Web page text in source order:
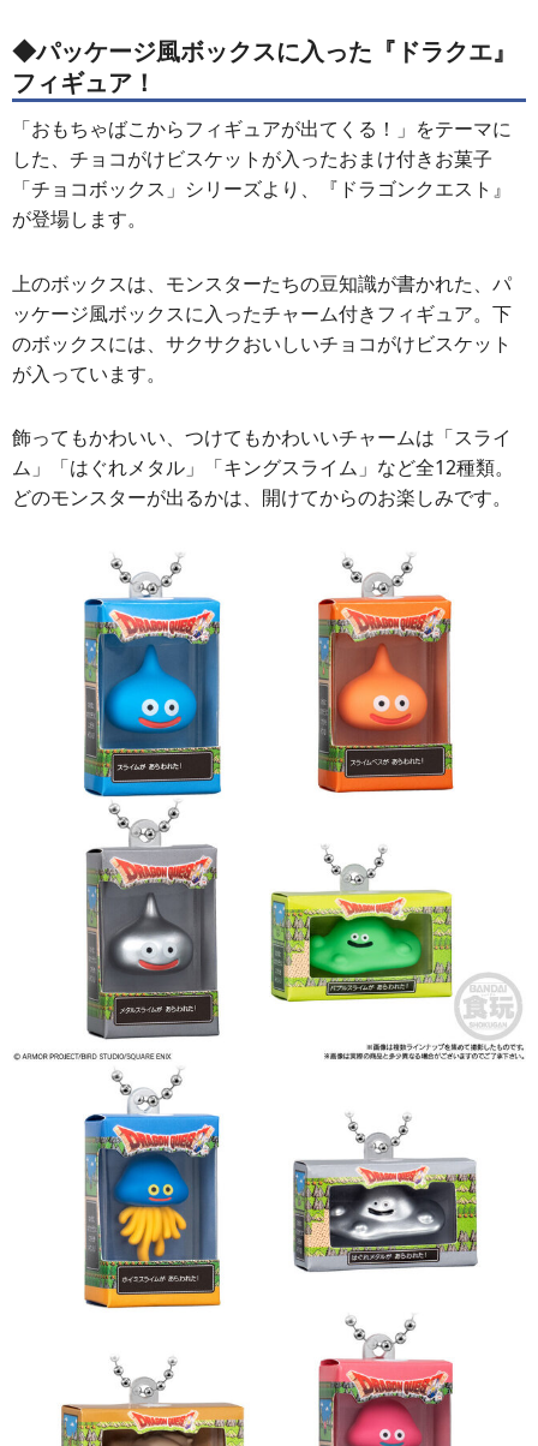
◆パッケージ風ボックスに入った『ドラクエ』
フィギュア！
「おもちゃばこからフィギュアが出てくる！」をテーマに
した、チョコがけビスケットが入ったおまけ付きお菓子
「チョコボックス」シリーズより、『ドラゴンクエスト』
が登場します。
上のボックスは、モンスターたちの豆知識が書かれた、パ
ッケージ風ボックスに入ったチャーム付きフィギュア。下
のボックスには、サクサクおいしいチョコがけビスケット
が入っています。
飾ってもかわいい、つけてもかわいいチャームは「スライ
ム」「はぐれメタル」「キングスライム」など全12種類。
どのモンスターが出るかは、開けてからのお楽しみです。